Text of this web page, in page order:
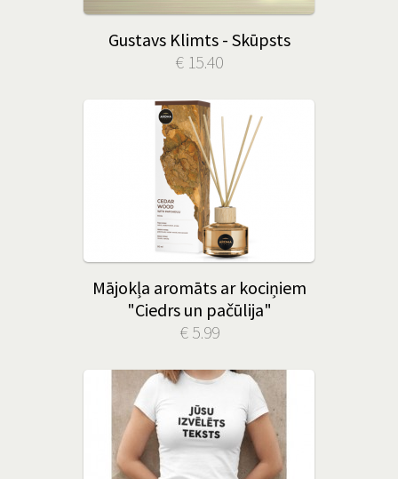
Gustavs Klimts - Skūpsts
€ 15.40
Mājokļa aromāts ar kociņiem
"Ciedrs un pačūlija"
€ 5.99